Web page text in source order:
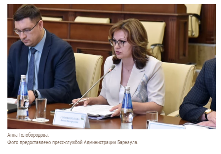
Анна Голобородова.
Фото предоставлено пресс-службой Администрации Барнаула.